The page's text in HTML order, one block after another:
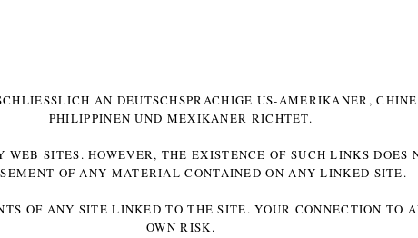
AN DEUTSCHSPRACHIGE US-AMERIKANER,
HILIPPINEN UND MEXIKANER RICHTET.
SITES. HOWEVER, THE EXISTENCE OF SUCH LINKS DOES
OF ANY MATERIAL CONTAINED ON ANY LINKED SITE.
OF ANY SITE LINKED TO THE SITE. YOUR CONNECTION TO
OWN RISK.